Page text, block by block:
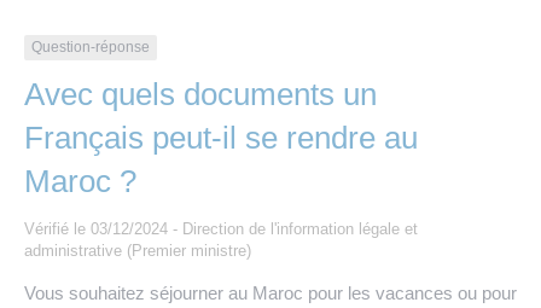
Travaux
Numérique
Annuaire de contacts
Nos publications
Question-réponse
Avec quels documents un
Français peut-il se rendre au
Maroc ?
Vérifié le 03/12/2024 - Direction de l'information légale et
administrative (Premier ministre)
Vous souhaitez séjourner au Maroc pour les vacances ou pour